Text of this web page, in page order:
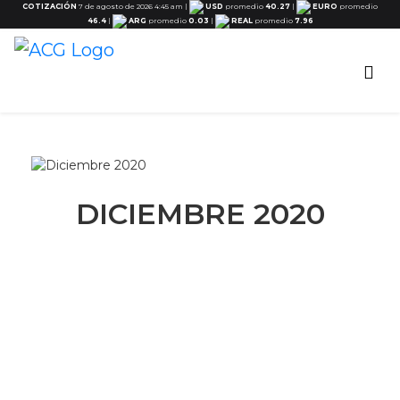
COTIZACIÓN 7 de agosto de 2026 4:45 am | USD promedio 40.27 | EURO promedio
46.4 | ARG promedio 0.03 | REALpromedio 7.96
DICIEMBRE 2020